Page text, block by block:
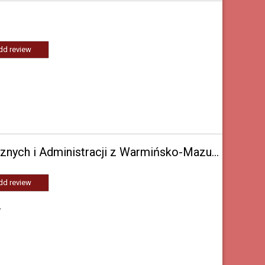
review
Szpital Kliniczny Ministerstwa Spraw Wewnętrznych i Administracji z Warmińsko-Mazurskim Centrum Onkologii w Olsztynie
review